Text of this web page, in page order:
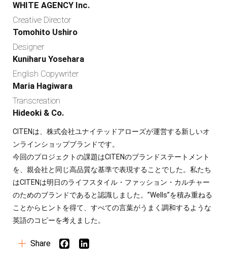
Work
Services
Copy
Global Branding
Production
Social Strategy
Web3
WHITE AGENCY Inc.
Creative Director
Tomohito Ushiro
Designer
Kuniharu Yosehara
English Copywriter
Maria Hagiwara
Transcreation
Hideoki & Co.
CITENは、株式会社ユナイテッドアローズが運営する新しいオ
ンラインショップブランドです。
今回のプロジェクトの課題はCITENのブランドステートメント
を、親会社と同じ高品質な基準で表現することでした。私たち
はCITENは明日のライフスタイル・ファッション・カルチャー
のためのブランドであると認識しました。”Wells”を積み重ねる
ことからヒントを得て、すべての言葉がうまく調和するような
英語のコピーを考えました。
Share